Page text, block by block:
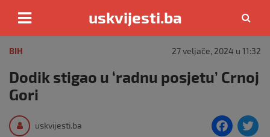
content
uskvijesti.ba
BIH 27 veljače, 2024 u 11:32
Dodik stigao u ‘radnu posjetu’ Crnoj
Gori
uskvijesti.ba
F